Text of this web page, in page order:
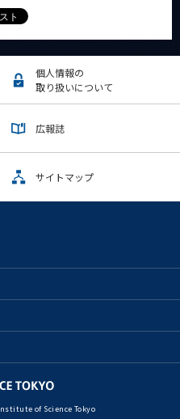
個人情報の
取り扱いについて
広報誌
サイトマップ
of Science Tokyo